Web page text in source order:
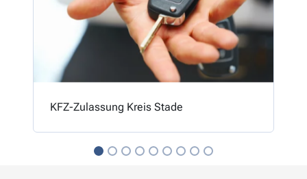
KFZ-Zulassung Kreis Stade